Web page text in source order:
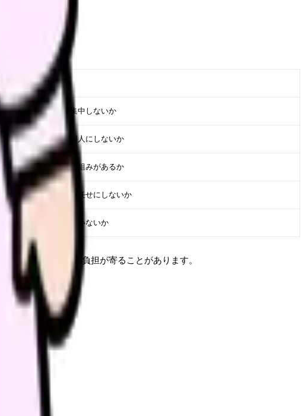
見えること
看護師に説明が集中しないか
クレーム対応を個人にしないか
チームで支える仕組みがあるか
お金の問題を現場任せにしないか
説明が属人化していないか
くにいる看護師へ負担が寄ることがあります。